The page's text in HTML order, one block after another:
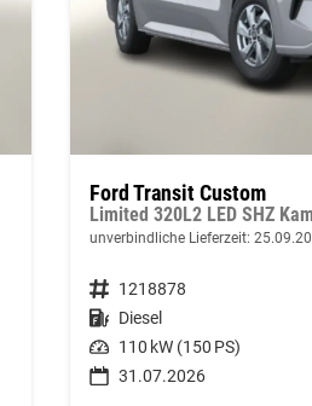
Ford Transit Custom
Limited 320L2 LED SHZ
unverbindliche Lieferzeit:
Fahrzeugnummer 1218878
Kraftstoff Diesel
Leistung 110 kW (150 PS)
31.07.2026